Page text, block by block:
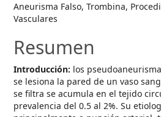
Aneurisma Falso, Trombina,
Vasculares
Resumen
Introducción: los
se lesiona la pared de un vaso
se filtra se acumula en el tejido
prevalencia del 0.5 al 2%. Su